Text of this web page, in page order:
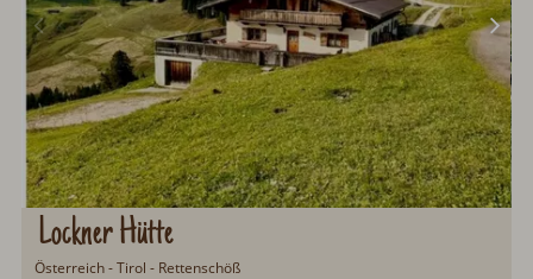
Lockner Hütte
Österreich - Tirol - Rettenschöß